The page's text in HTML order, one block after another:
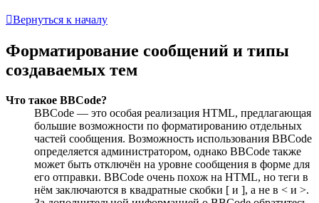
Вернуться к началу
Форматирование сообщений и типы
создаваемых тем
Что такое BBCode?
BBCode — это особая реализация HTML, предлагающая
большие возможности по форматированию отдельных
частей сообщения. Возможность использования BBCode
определяется администратором, однако BBCode также
может быть отключён на уровне сообщения в форме для
его отправки. BBCode очень похож на HTML, но теги в
нём заключаются в квадратные скобки [ и ], а не в < и >.